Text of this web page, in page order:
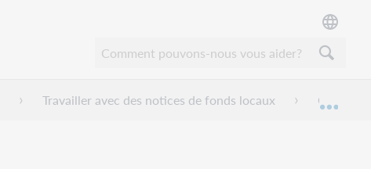
Travailler avec des notices de fonds locaux